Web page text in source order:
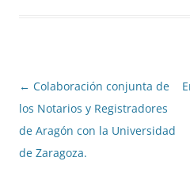
Navegación
de
entradas
← Colaboración conjunta de
los Notarios y Registradores
de Aragón con la Universidad
de Zaragoza.